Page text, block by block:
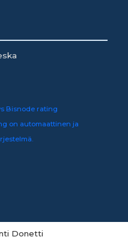
Donetti